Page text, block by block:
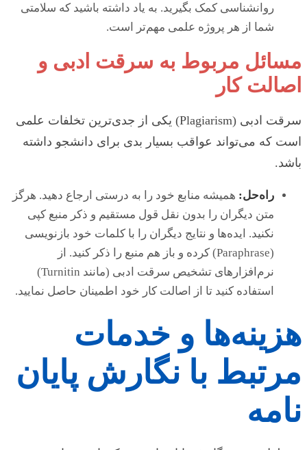
روانشناسی کمک بگیرید. به یاد داشته باشید که سلامتی
شما از هر پروژه علمی مهم‌تر است.
مسائل مربوط به سرقت ادبی و
اصالت کار
سرقت ادبی (Plagiarism) یکی از جدی‌ترین تخلفات علمی
است که می‌تواند عواقب بسیار بدی برای دانشجو داشته
باشد.
راه‌حل: همیشه منابع خود را به درستی ارجاع دهید. هرگز
متن دیگران را بدون نقل قول مستقیم و ذکر منبع کپی
نکنید. ایده‌ها و نتایج دیگران را با کلمات خود بازنویسی
(Paraphrase) کرده و باز هم منبع را ذکر کنید. از
نرم‌افزارهای تشخیص سرقت ادبی (مانند Turnitin)
استفاده کنید تا از اصالت کار خود اطمینان حاصل نمایید.
هزینه‌ها و خدمات
مرتبط با نگارش پایان
نامه